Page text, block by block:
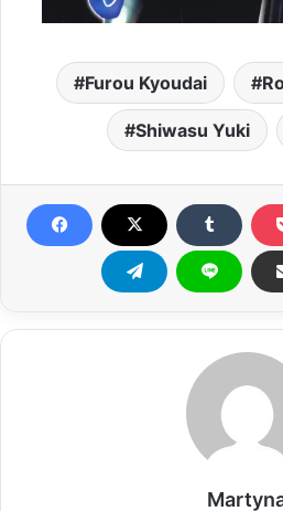
Furou Kyoudai
Shiwasu Yuki